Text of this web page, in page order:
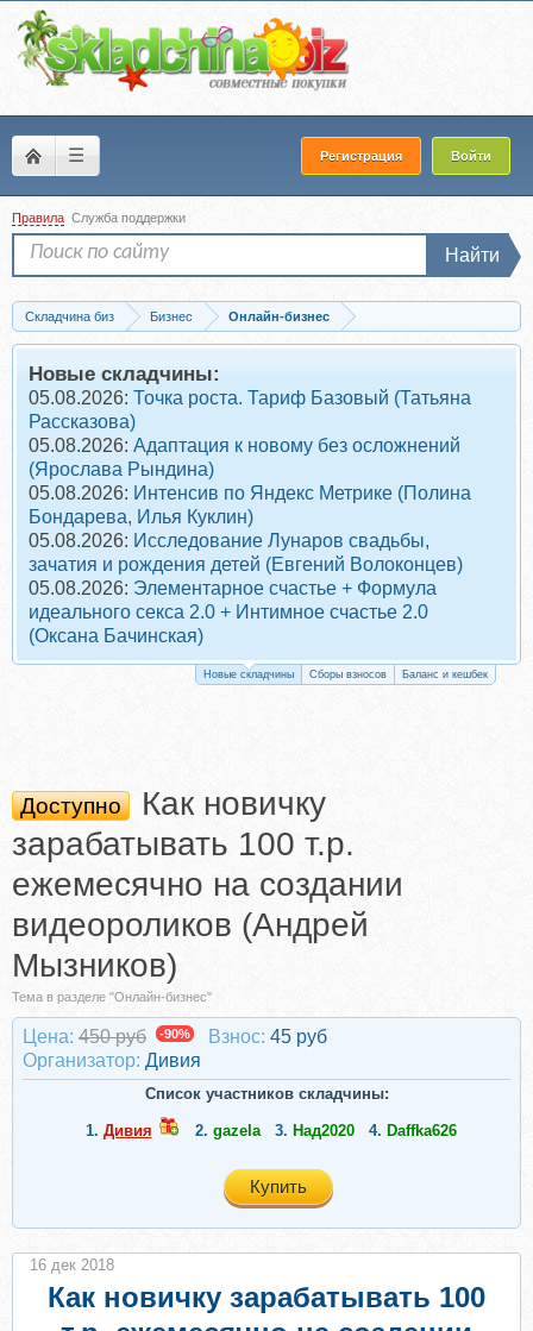
☰ Регистрация Войти
Правила Служба поддержки
Найти
Складчина биз Бизнес
Онлайн-бизнес
Скачать Как новичку зарабатывать 100 т.р. ежемесячно на создании...
Новые складчины:
05.08.2026: Точка роста. Тариф Базовый (Татьяна
Рассказова)
05.08.2026: Адаптация к новому без осложнений
(Ярослава Рындина)
05.08.2026: Интенсив по Яндекс Метрике (Полина
Бондарева, Илья Куклин)
05.08.2026: Исследование Лунаров свадьбы,
зачатия и рождения детей (Евгений Волоконцев)
05.08.2026: Элементарное счастье + Формула
идеального секса 2.0 + Интимное счастье 2.0
(Оксана Бачинская)
Новые складчины Сборы взносов Баланс и кешбек
Доступно
Как новичку
зарабатывать 100 т.р.
ежемесячно на создании
видеороликов (Андрей
Мызников)
Тема в разделе "Онлайн-бизнес"
Цена: 450 руб -90% Взнос: 45 руб
Организатор: Дивия
Список участников складчины:
1. Дивия 2. gazela 3. Над2020 4. Daffka626
Купить
Как новичку зарабатывать 100
16 дек 2018